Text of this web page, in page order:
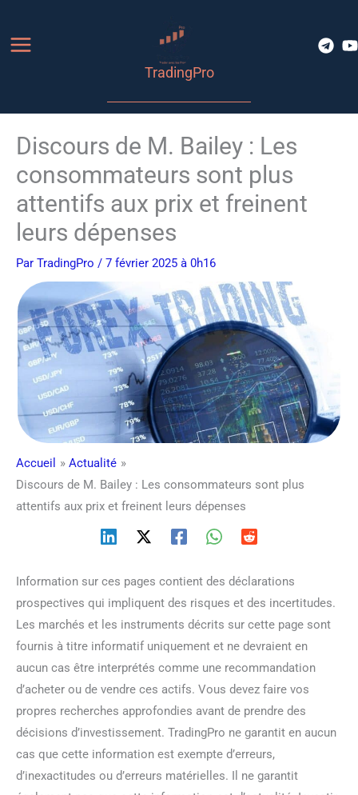
contenu
TradingPro
Discours de M. Bailey : Les
consommateurs sont plus
attentifs aux prix et freinent
leurs dépenses
Par TradingPro / 7 février 2025 à 0h16
Accueil
Actualité
Discours de M. Bailey : Les consommateurs sont plus
attentifs aux prix et freinent leurs dépenses
Information sur ces pages contient des déclarations
prospectives qui impliquent des risques et des incertitudes.
Les marchés et les instruments décrits sur cette page sont
fournis à titre informatif uniquement et ne devraient en
aucun cas être interprétés comme une recommandation
d’acheter ou de vendre ces actifs. Vous devez faire vos
propres recherches approfondies avant de prendre des
décisions d’investissement. TradingPro ne garantit en aucun
cas que cette information est exempte d’erreurs,
d’inexactitudes ou d’erreurs matérielles. Il ne garantit